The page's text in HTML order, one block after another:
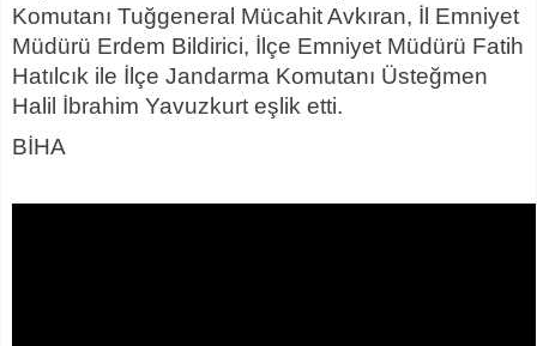
Komutanı Tuğgeneral Mücahit Avkıran, İl Emniyet
Müdürü Erdem Bildirici, İlçe Emniyet Müdürü Fatih
Hatılcık ile İlçe Jandarma Komutanı Üsteğmen
Halil İbrahim Yavuzkurt eşlik etti.
BİHA